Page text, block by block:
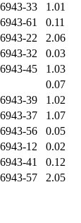
33 1.01
61 0.11
22 2.06
32 0.03
45 1.03
0.07
39 1.02
37 1.07
56 0.05
12 0.02
41 0.12
57 2.05